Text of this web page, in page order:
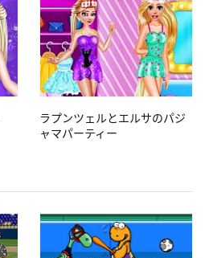
ラプンツェルとエルサのパジ
ャマパーティー